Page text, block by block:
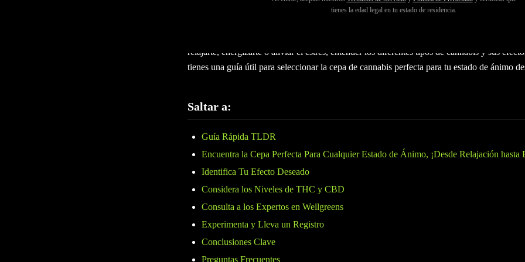
tienes la edad legal en tu estado de residencia.
Seleccionar la cepa de cannabis adecuada puede mejorar enormemente tu experiencia,
relajarte, energizarte o aliviar el estrés, entender los diferentes tipos de cannabis y sus
tienes una guía útil para seleccionar la cepa de cannabis perfecta para tu estado de ánimo
Saltar a:
Guía Rápida TLDR
Encuentra la Cepa Perfecta Para Cualquier Estado de Ánimo, ¡Desde Relajación hasta
Identifica Tu Efecto Deseado
Considera los Niveles de THC y CBD
Consulta a los Expertos en Wellgreens
Experimenta y Lleva un Registro
Conclusiones Clave
Preguntas Frecuentes